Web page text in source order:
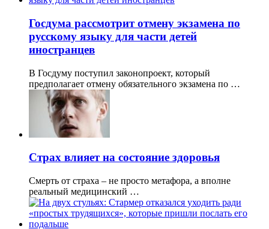
Госдума рассмотрит отмену экзамена по
русскому языку для части детей
иностранцев
В Госдуму поступил законопроект, который
предполагает отмену обязательного экзамена по …
Страх влияет на состояние здоровья
Смерть от страха – не просто метафора, а вполне
реальный медицинский …